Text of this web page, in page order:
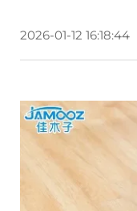
2026-01-12 16:18:44